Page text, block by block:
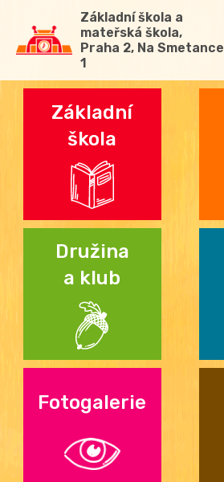
Základní škola a
mateřská škola,
Praha 2, Na Smetance
1
Základní
škola
Družina
a klub
Fotogalerie